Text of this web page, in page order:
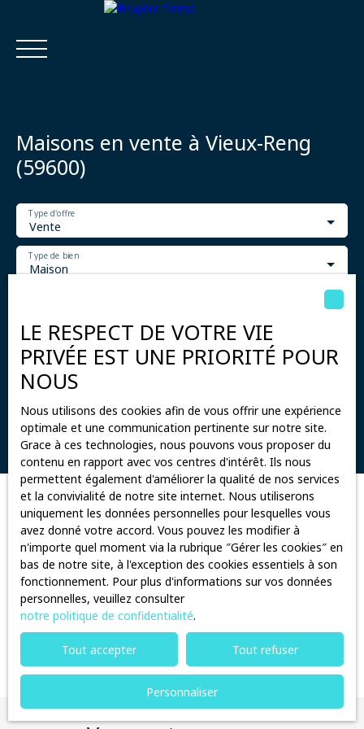
Accueil Viager
Maisons en vente à Vieux-Reng
(59600)
Vente
Type d'offre
Maison
Type de bien
Budget max (€)
Surface min (m²)
Rechercher
Pertinence
Trier par Créer une alerte
Aucun résultat
LE RESPECT DE VOTRE VIE
PRIVÉE EST UNE PRIORITÉ POUR
NOUS
Nous utilisons des cookies afin de vous offrir une expérience
optimale et une communication pertinente sur notre site.
Grace à ces technologies, nous pouvons vous proposer du
contenu en rapport avec vos centres d'intérêt. Ils nous
permettent également d'améliorer la qualité de nos services
et la convivialité de notre site internet. Nous utiliserons
uniquement les données personnelles pour lesquelles vous
avez donné votre accord. Vous pouvez les modifier à
n'importe quel moment via la rubrique ″Gérer les cookies″ en
bas de notre site, à l'exception des cookies essentiels à son
fonctionnement. Pour plus d'informations sur vos données
personnelles, veuillez consulter
notre politique de confidentialité.
Tout accepter Tout refuser
Personnaliser